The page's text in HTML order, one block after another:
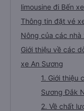
limousine đi Bến
Thông tin đặt vé
Nông của các nhà
Giới thiệu về các
xe An Sương
1. Giới thiệu
Sương Đắk
2. Về chất